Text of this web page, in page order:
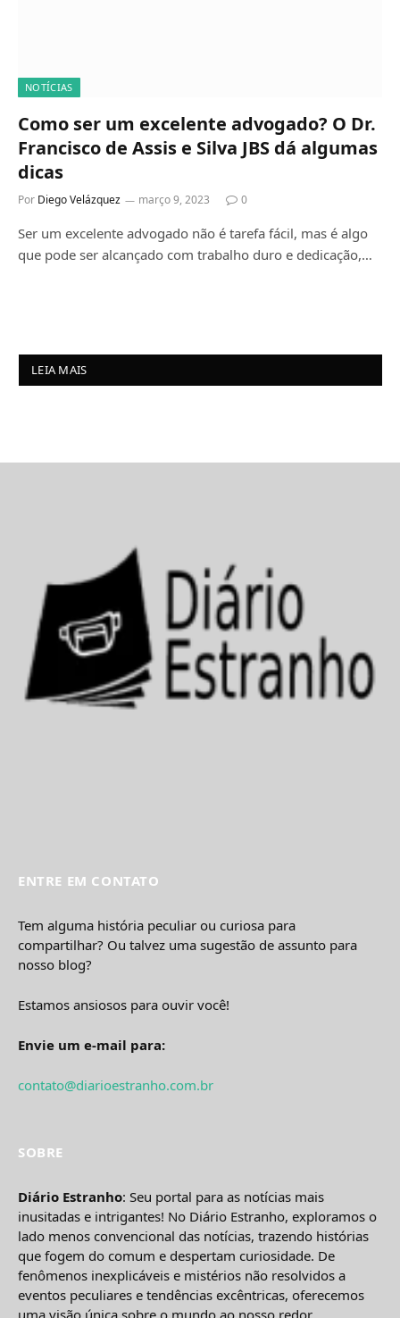
NOTÍCIAS
Como ser um excelente advogado? O Dr.
Francisco de Assis e Silva JBS dá algumas
dicas
Por Diego Velázquez março 9, 2023 0
Ser um excelente advogado não é tarefa fácil, mas é algo
que pode ser alcançado com trabalho duro e dedicação,…
LEIA MAIS
ENTRE EM CONTATO
Tem alguma história peculiar ou curiosa para
compartilhar? Ou talvez uma sugestão de assunto para
nosso blog?
Estamos ansiosos para ouvir você!
Envie um e-mail para:
contato@diarioestranho.com.br
SOBRE
Diário Estranho: Seu portal para as notícias mais
inusitadas e intrigantes! No Diário Estranho, exploramos o
lado menos convencional das notícias, trazendo histórias
que fogem do comum e despertam curiosidade. De
fenômenos inexplicáveis e mistérios não resolvidos a
eventos peculiares e tendências excêntricas, oferecemos